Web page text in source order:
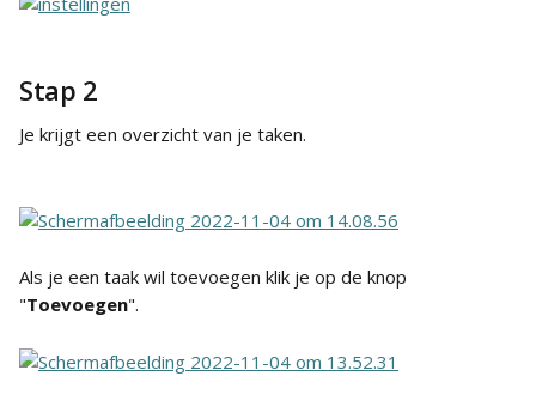
Stap 2
Je krijgt een overzicht van je taken.
Als je een taak wil toevoegen klik je op de knop
"Toevoegen".